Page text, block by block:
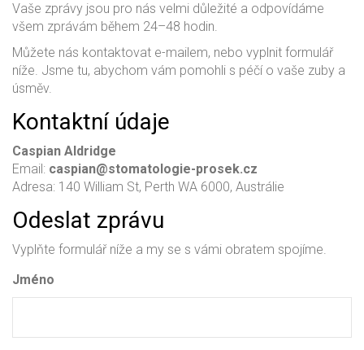
Vaše zprávy jsou pro nás velmi důležité a odpovídáme
všem zprávám během 24–48 hodin.
Můžete nás kontaktovat e-mailem, nebo vyplnit formulář
níže. Jsme tu, abychom vám pomohli s péčí o vaše zuby a
úsměv.
Kontaktní údaje
Caspian Aldridge
Email: caspian@stomatologie-prosek.cz
Adresa: 140 William St, Perth WA 6000, Austrálie
Odeslat zprávu
Vyplňte formulář níže a my se s vámi obratem spojíme.
Jméno